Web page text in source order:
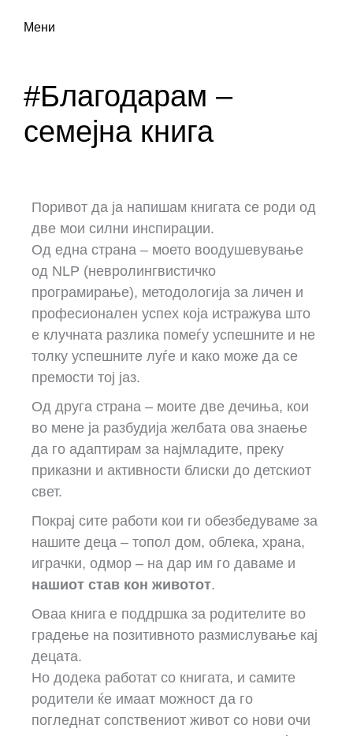
Мени
#Благодарам –
семејна книга
Поривот да ја напишам книгата се роди од
две мои силни инспирации.
Од една страна – моето воодушевување
од NLP (невролингвистичко
програмирање), методологија за личен и
професионален успех која истражува што
е клучната разлика помеѓу успешните и не
толку успешните луѓе и како може да се
премости тој јаз.
Од друга страна – моите две дечиња, кои
во мене ја разбудија желбата ова знаење
да го адаптирам за најмладите, преку
приказни и активности блиски до детскиот
свет.
Покрај сите работи кои ги обезбедуваме за
нашите деца – топол дом, облека, храна,
играчки, одмор – на дар им го даваме и
нашиот став кон животот.
Оваа книга е поддршка за родителите во
градење на позитивното размислување кај
децата.
Но додека работат со книгата, и самите
родители ќе имаат можност да го
погледнат сопствениот живот со нови очи